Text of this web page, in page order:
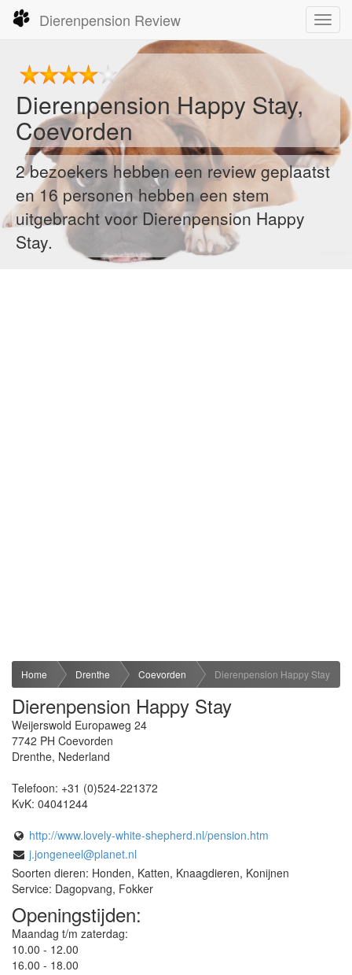
Dierenpension Review
Dierenpension Happy Stay,
Coevorden
2 bezoekers hebben een review geplaatst
en 16 personen hebben een stem
uitgebracht voor Dierenpension Happy
Stay.
Home Drenthe Coevorden Dierenpension Happy Stay
Dierenpension Happy Stay
Weijerswold Europaweg 24
7742 PH Coevorden
Drenthe, Nederland
Telefoon: +31 (0)524-221372
KvK: 04041244
http://www.lovely-white-shepherd.nl/pension.htm
j.jongeneel@planet.nl
Soorten dieren: Honden, Katten, Knaagdieren, Konijnen
Service: Dagopvang, Fokker
Openingstijden:
Maandag t/m zaterdag:
10.00 - 12.00
16.00 - 18.00